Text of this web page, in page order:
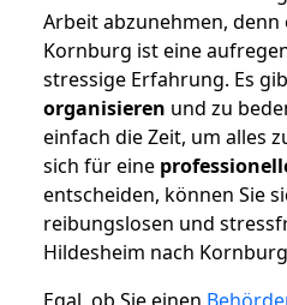
Arbeit abzunehmen, denn
Kornburg ist eine
stressige Erfahrung. Es
organisieren und zu
einfach die Zeit, um alles
sich für eine
entscheiden, können Sie
reibungslosen und
Hildesheim nach